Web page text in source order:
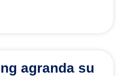
agranda su